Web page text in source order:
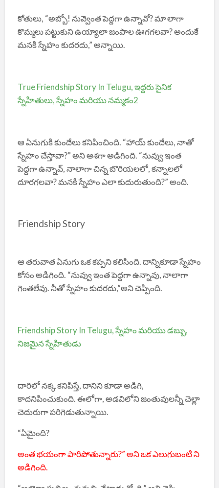
కోతులు, “అబ్బో! నువ్వెంత పెద్దగా ఉన్నావో? మా లాగా
కొమ్మలు పట్టుకుని ఉయ్యాలా జంపాల ఊగగలవా? అందుకే
మనకి స్నేహం కుదరదు,” అన్నాయి.
True Friendship Story In Telugu, ఇద్దరు సైనిక
స్నేహితులు, స్నేహం మరియు నమ్మకం2
ఆ ఏనుగుకి కుందేలు కనిపించింది. “హాయ్ కుందేలు, నాతో
స్నేహం చేస్తావా?” అని ఆశగా అడిగింది. “నువ్వు ఇంత
పెద్దగా ఉన్నావ్, నాలాగా చిన్న బొరియలలో, కన్నాలలో
దూరగలవా? మనకి స్నేహం ఎలా కుదురుతుంది?” అంది.
Friendship Story
ఆ తరువాత ఏనుగు ఒక కప్పని కలిసింది. దాన్నికూడా స్నేహం
కోసం అడిగింది. “నువ్వు ఇంత పెద్దగా ఉన్నావు, నాలాగా
గెంతలేవు. నీతో స్నేహం కుదరదు,”అని చెప్పింది.
Friendship Story In Telugu, స్నేహం మరియు డబ్బు,
నిజమైన స్నేహితుడు
దారిలో నక్క కనిపిస్తే, దానిని కూడా అడిగి,
కాదనిపించుకుంది. ఈలోగా, అడవిలోని జంతువులన్నీ చెల్లా
చెదురుగా పరిగెడుతున్నాయి.
“ఏమైంది?
అంత భయంగా పారిపోతున్నారు?” అని ఒక ఎలుగుబంటి ని
అడిగింది.